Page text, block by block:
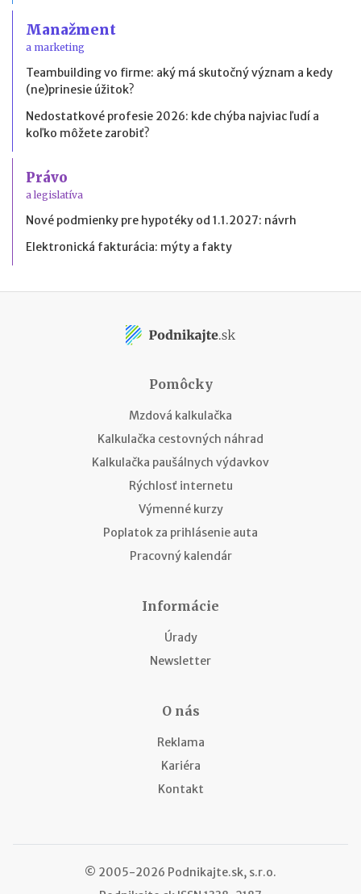
Manažment
a marketing
Teambuilding vo firme: aký má skutočný význam a kedy
(ne)prinesie úžitok?
Nedostatkové profesie 2026: kde chýba najviac ľudí a
koľko môžete zarobiť?
Právo
a legislatíva
Nové podmienky pre hypotéky od 1.1.2027: návrh
Elektronická fakturácia: mýty a fakty
Pomôcky
Mzdová kalkulačka
Kalkulačka cestovných náhrad
Kalkulačka paušálnych výdavkov
Rýchlosť internetu
Výmenné kurzy
Poplatok za prihlásenie auta
Pracovný kalendár
Informácie
Úrady
Newsletter
O nás
Reklama
Kariéra
Kontakt
© 2005-2026 Podnikajte.sk, s.r.o.